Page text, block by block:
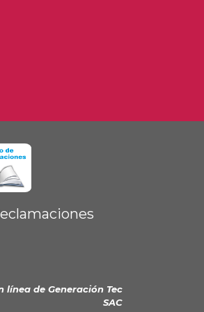
línea de Generación Tec
SAC